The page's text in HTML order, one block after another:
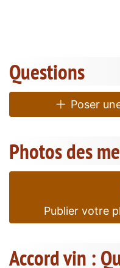
Questions
Poser
Photos des
Publier votre
Accord vin :